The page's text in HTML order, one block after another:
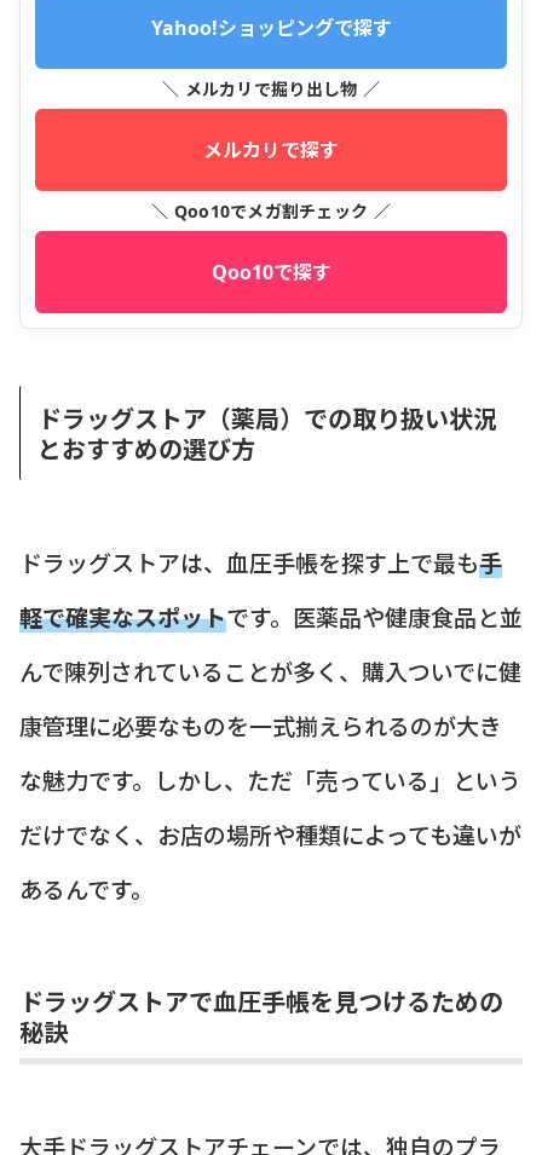
Yahoo!ショッピングで探す
＼ メルカリで掘り出し物 ／
メルカリで探す
＼ Qoo10でメガ割チェック ／
Qoo10で探す
ドラッグストア（薬局）での取り扱い状況
とおすすめの選び方
ドラッグストアは、血圧手帳を探す上で最も手
軽で確実なスポットです。医薬品や健康食品と並
んで陳列されていることが多く、購入ついでに健
康管理に必要なものを一式揃えられるのが大き
な魅力です。しかし、ただ「売っている」という
だけでなく、お店の場所や種類によっても違いが
あるんです。
ドラッグストアで血圧手帳を見つけるための
秘訣
大手ドラッグストアチェーンでは、独自のプラ